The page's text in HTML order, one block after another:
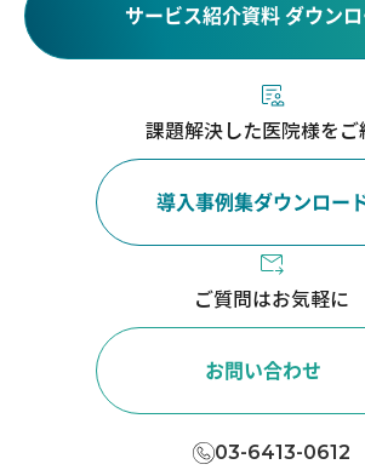
サービス紹介資料 ダウン
課題解決した医院様をご
導入事例集ダウンロー
ご質問はお気軽に
お問い合わせ
03-6413-0612